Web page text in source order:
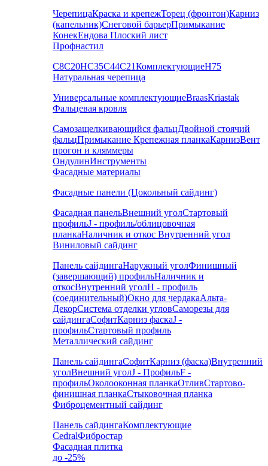
ЧерепицаКраска и крепежТорец (фронтон)Карниз
(капельник)Снеговой барьерПримыкание
КонекЕндова Плоский лист
Профнастил
С8С20НС35С44С21КомплектующиеН75
Натуральная черепица
Универсальные комплектующиеBraasKriastak
Фальцевая кровля
Самозащелкивающийся фальцДвойной стоячий
фальцПримыкание Крепежная планкаКарнизВент
прогон и кляммеры
ОндулинИнструменты
Фасадные материалы
Фасадные панели (Цокольный сайдинг)
Фасадная панельВнешний уголСтартовый
профильJ - профиль/облицовочная
планкаНаличник и откос Внутренний угол
Виниловый сайдинг
Панель сайдингаНаружный уголФинишный
(завершающий) профильНаличник и
откосВнутренний уголH - профиль
(соединительный)Окно для чердакаАльта-
ДекорСистема отделки угловСаморезы для
сайдингаСофитКарниз фаскаJ -
профильСтартовый профиль
Металлический сайдинг
Панель сайдингаСофитКарниз (фаска)Внутренний
уголВнешний уголJ - ПрофильF -
профильОколооконная планкаОтливСтартово-
финишная планкаСтыковочная планка
Фиброцементный сайдинг
Панель сайдингаКомплектующие
CedralФибростар
Фасадная плитка
до -25%